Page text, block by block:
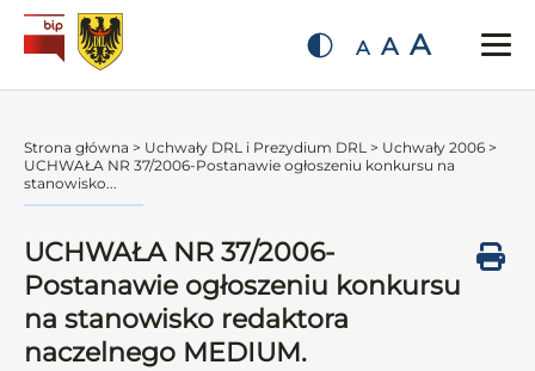
A A A
Strona główna > Uchwały DRL i Prezydium DRL > Uchwały 2006 >
UCHWAŁA NR 37/2006-Postanawie ogłoszeniu konkursu na
stanowisko...
UCHWAŁA NR 37/2006-
Postanawie ogłoszeniu konkursu
na stanowisko redaktora
naczelnego MEDIUM.